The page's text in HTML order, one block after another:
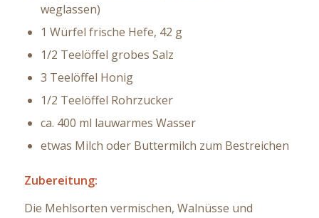
weglassen)
1 Würfel frische Hefe, 42 g
1/2 Teelöffel grobes Salz
3 Teelöffel Honig
1/2 Teelöffel Rohrzucker
ca. 400 ml lauwarmes Wasser
etwas Milch oder Buttermilch zum Bestreichen
Zubereitung:
Die Mehlsorten vermischen, Walnüsse und